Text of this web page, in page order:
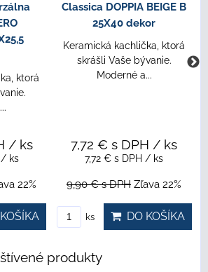
BEIGE
ktorá
/ ks
/ ks
22%
KOŠÍKA
Paradyz SCANDIANO
BROWN ROVNÁ S
NOSOM 30X33
schodovka
Keramická kachlička, ktorá
17,65 €s DPH / ks
22%
ks DO KOŠÍKA
produkty